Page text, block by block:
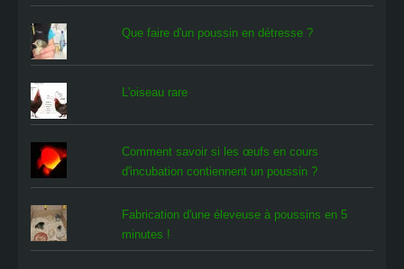
Que faire d'un poussin en détresse ?
L'oiseau rare
Comment savoir si les œufs en cours
d'incubation contiennent un poussin ?
Fabrication d'une éleveuse à poussins en 5
minutes !